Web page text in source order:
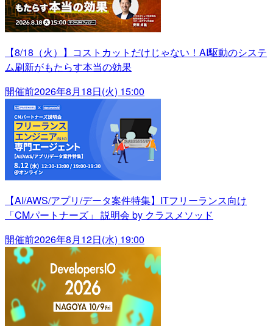
【8/18（火）】コストカットだけじゃない！AI駆動のシステ
ム刷新がもたらす本当の効果
開催前2026年8月18日(火) 15:00
【AI/AWS/アプリ/データ案件特集】ITフリーランス向け
「CMパートナーズ」 説明会 by クラスメソッド
開催前2026年8月12日(水) 19:00